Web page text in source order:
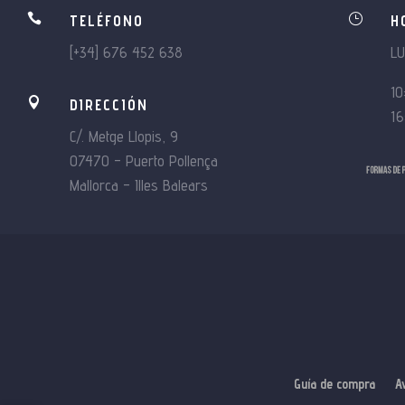

TELÉFONO
[+34] 676 452 638

DIRECCIÓN
C/. Metge Llopis, 9
07470 – Puerto Pollença
Mallorca – Illes Balears
}
Guía de compra